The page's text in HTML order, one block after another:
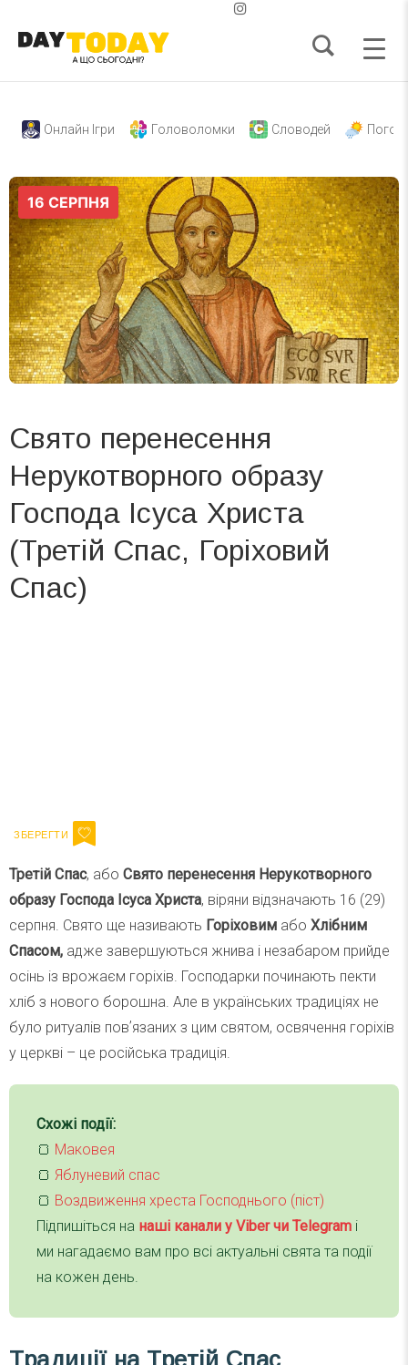
Онлайн Ігри Головоломки Словодей
Свято перенесення
Нерукотворного образу
Господа Ісуса Христа
(Третій Спас, Горіховий
Спас)
Третій Спас, або Свято перенесення Нерукотворного
образу Господа Ісуса Христа, віряни відзначають 16 (29)
серпня. Свято ще називають Горіховим або Хлібним
Спасом, адже завершуються жнива і незабаром прийде
осінь із врожаєм горіхів. Господарки починають пекти
хліб з нового борошна. Але в українських традиціях не
було ритуалів повʼязаних з цим святом, освячення горіхів
у церкві – це російська традиція.
Схожі події:
🍞 Маковея
🍞 Яблуневий спас
🍞 Воздвиження хреста Господнього (піст)
Підпишіться на наші канали у Viber чи Telegram і
ми нагадаємо вам про всі актуальні свята та події
на кожен день.
Традиції на Третій Спас